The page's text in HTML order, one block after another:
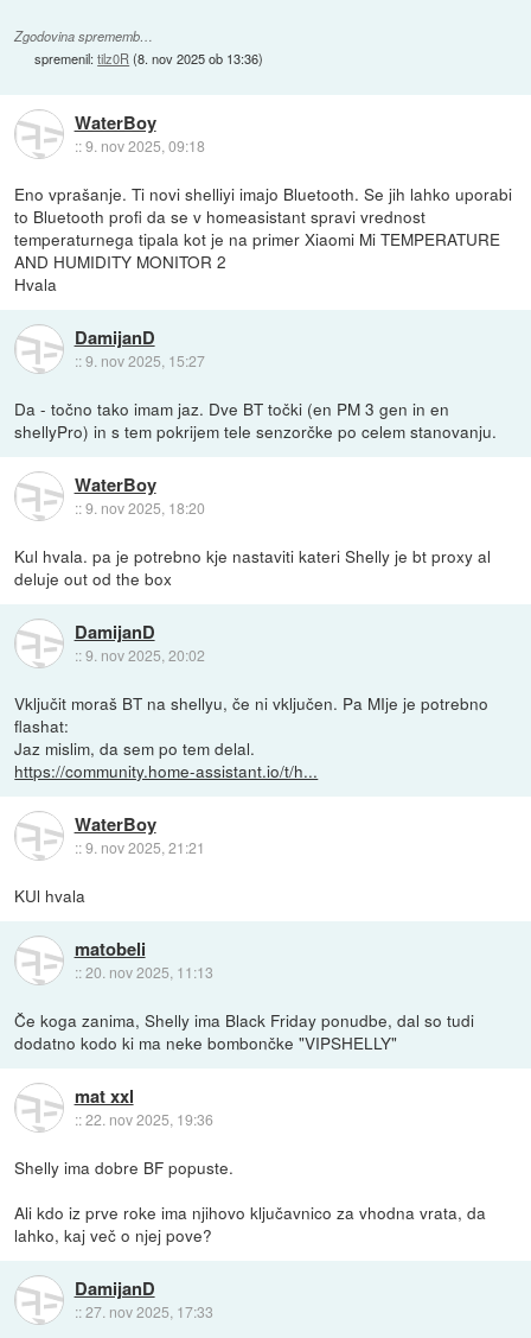
Zgodovina sprememb…
spremenil:tilz0R (8. nov 2025 ob 13:36)
WaterBoy
::9. nov 2025, 09:18
Eno vprašanje. Ti novi shelliyi imajo Bluetooth. Se jih lahko uporabi
to Bluetooth profi da se v homeasistant spravi vrednost
temperaturnega tipala kot je na primer Xiaomi Mi TEMPERATURE
AND HUMIDITY MONITOR 2
Hvala
DamijanD
::9. nov 2025, 15:27
Da - točno tako imam jaz. Dve BT točki (en PM 3 gen in en
shellyPro) in s tem pokrijem tele senzorčke po celem stanovanju.
WaterBoy
::9. nov 2025, 18:20
Kul hvala. pa je potrebno kje nastaviti kateri Shelly je bt proxy al
deluje out od the box
DamijanD
::9. nov 2025, 20:02
Vključit moraš BT na shellyu, če ni vključen. Pa MIje je potrebno
flashat:
Jaz mislim, da sem po tem delal.
https://community.home-assistant.io/t/h...
WaterBoy
::9. nov 2025, 21:21
KUl hvala
matobeli
::20. nov 2025, 11:13
Če koga zanima, Shelly ima Black Friday ponudbe, dal so tudi
dodatno kodo ki ma neke bombončke "VIPSHELLY"
mat xxl
::22. nov 2025, 19:36
Shelly ima dobre BF popuste.
Ali kdo iz prve roke ima njihovo ključavnico za vhodna vrata, da
lahko, kaj več o njej pove?
DamijanD
::27. nov 2025, 17:33